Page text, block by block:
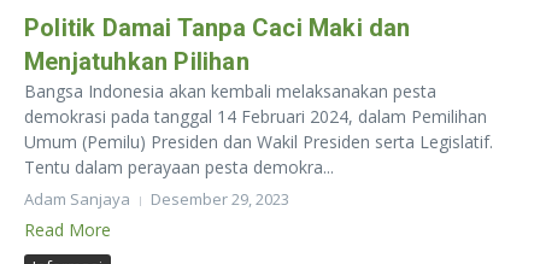
Politik Damai Tanpa Caci Maki dan
Menjatuhkan Pilihan
Bangsa Indonesia akan kembali melaksanakan pesta
demokrasi pada tanggal 14 Februari 2024, dalam Pemilihan
Umum (Pemilu) Presiden dan Wakil Presiden serta Legislatif.
Tentu dalam perayaan pesta demokra...
Adam Sanjaya Desember 29, 2023
Read More